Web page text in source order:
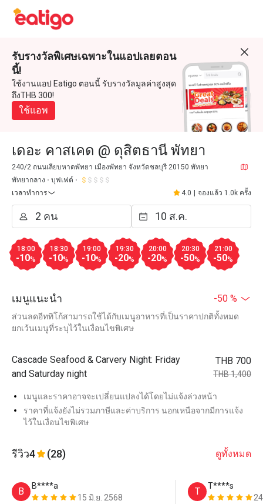
รับรางวัลพิเศษเฉพาะในแอปเลยตอน
นี้!
ใช้งานแอป Eatigo ตอนนี้ รับรางวัลมูลค่าสูงสุด
ถึงTHB 300!
ใช้แอพ
เดอะ คาสเคด @ ดุสิตธานี พัทยา
240/2 ถนนเลียบหาดพัทยา เมืองพัทยา จังหวัดชลบุรี 20150 พัทยา
พัทยากลาง
บุฟเฟต์
เวลาทำการ
4.0 จองแล้ว 1.0k ครั้ง
18:00
-10%
18:30
-10%
19:00
-10%
19:30
-20%
20:00
-20%
20:30
-50%
21:00
-50%
เมนูแนะนำ -50 %
ส่วนลดอีททิโก้สามารถใช้ได้กับเมนูอาหารที่เป็นราคาปกติทั้งหมด
ยกเว้นเมนูที่ระบุไว้ในเงื่อนไขพิเศษ
Cascade Seafood & Carvery Night: Friday
and Saturday night
THB 700
THB 1,400
เมนูและราคาอาจจะเปลี่ยนแปลงได้โดยไม่แจ้งล่วงหน้า
ราคาที่แจ้งยังไม่รวมภาษีและค่าบริการ นอกเหนือจากมีการแจ้ง
ไว้ในเงื่อนไขพิเศษ
รีวิว4 (28) ดูทั้งหมด
B
B****a
15 มิ.ย. 2568
T
T****s